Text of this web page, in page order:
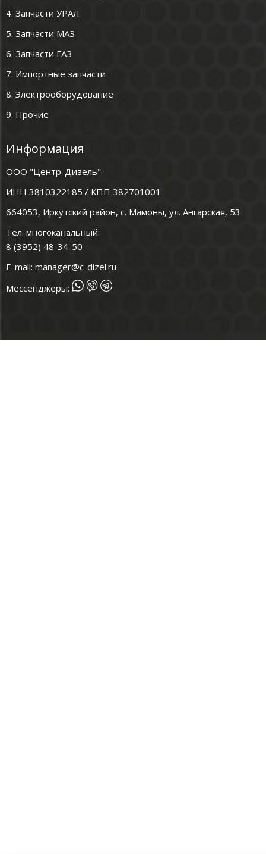
4. Запчасти УРАЛ
5. Запчасти МАЗ
6. Запчасти ГАЗ
7. Импортные запчасти
8. Электрооборудование
9. Прочие
Информация
ООО "Центр-Дизель"
ИНН 3810322185 / КПП 382701001
664053, Иркутский район, с. Мамоны, ул. Ангарская, 53
Тел. многоканальный:
8 (3952) 48-34-50
E-mail: manager@c-dizel.ru
Мессенджеры: